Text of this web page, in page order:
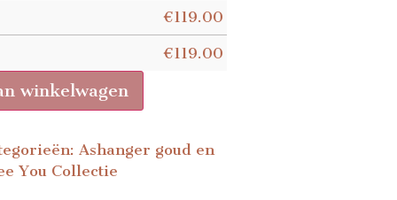
€119.00
€119.00
winkelwagen
Ashanger goud en
You Collectie